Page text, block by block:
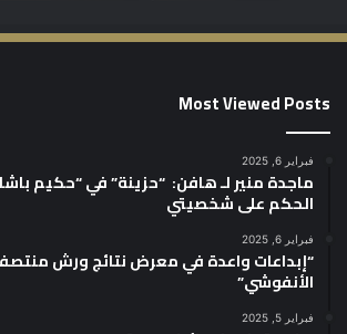
Most Viewed Posts
فبراير 6, 2025
ماجدة منير لـ هافن: “حزينة” في “حكيم
الحكم على شخصيتي
فبراير 6, 2025
“إبداعات واعدة في معرض نتائج ورش
الأنفوشي”
فبراير 5, 2025